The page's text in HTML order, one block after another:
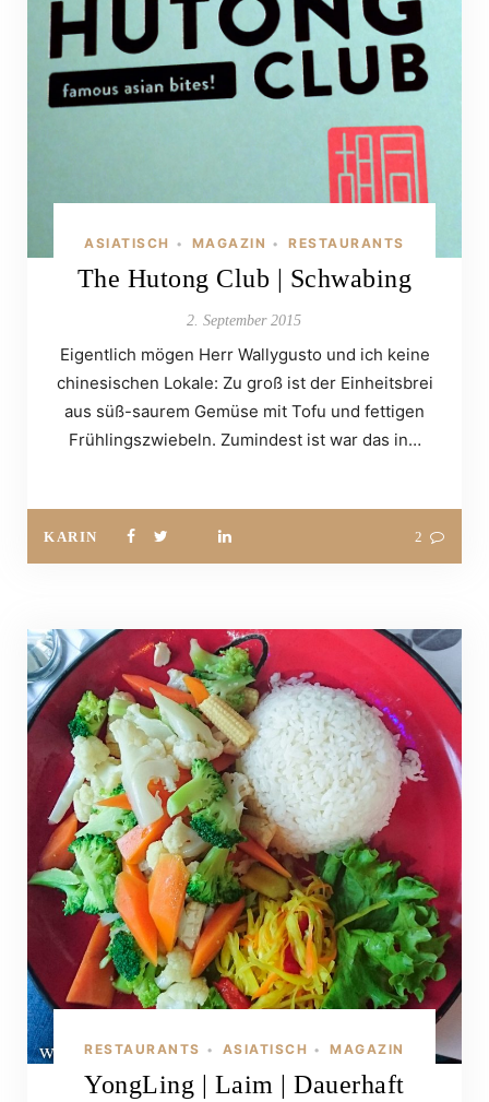
ASIATISCH • MAGAZIN • RESTAURANTS
The Hutong Club | Schwabing
2. September 2015
Eigentlich mögen Herr Wallygusto und ich keine
chinesischen Lokale: Zu groß ist der Einheitsbrei
aus süß-saurem Gemüse mit Tofu und fettigen
Frühlingszwiebeln. Zumindest ist war das in…
KARIN 2
RESTAURANTS • ASIATISCH • MAGAZIN
YongLing | Laim | Dauerhaft